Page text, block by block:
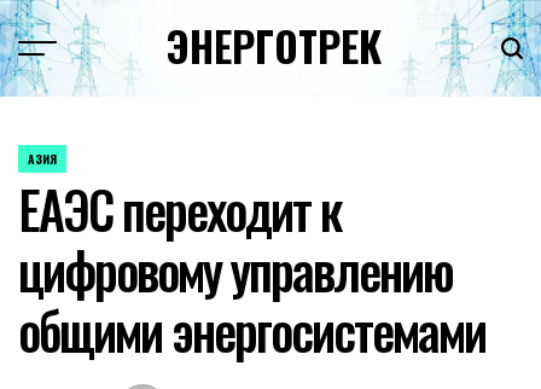
Перейти
к
содержимому
ЭНЕРГОТРЕК
ОПУБЛИКОВАНО
АЗИЯ
ЕАЭС переходит к
цифровому управлению
общими энергосистемами